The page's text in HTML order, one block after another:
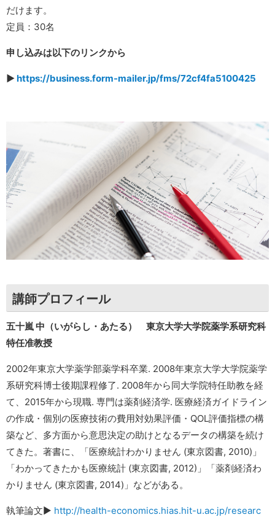
だけます。
定員：30名
申し込みは以下のリンクから
▶︎https://business.form-mailer.jp/fms/72cf4fa5100425
講師プロフィール
五十嵐 中（いがらし・あたる） 東京大学大学院薬学系研究科
特任准教授
2002年東京大学薬学部薬学科卒業. 2008年東京大学大学院薬学
系研究科博士後期課程修了. 2008年から同大学院特任助教を経
て、2015年から現職. 専門は薬剤経済学. 医療経済ガイドライン
の作成・個別の医療技術の費用対効果評価・QOL評価指標の構
築など、多方面から意思決定の助けとなるデータの構築を続け
てきた。著書に、「医療統計わかりません (東京図書, 2010)」
「わかってきたかも医療統計 (東京図書, 2012)」「薬剤経済わ
かりません (東京図書, 2014)」などがある。
執筆論文▶︎ http://health-economics.hias.hit-u.ac.jp/researc